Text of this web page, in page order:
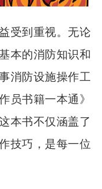
受到重视。无论
本的消防知识和
消防设施操作工
员书籍一本通》
本书不仅涵盖了
技巧，是每一位